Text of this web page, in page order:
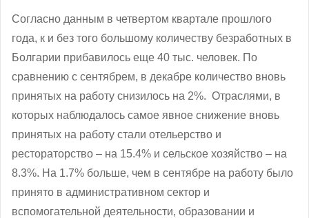
Согласно данным в четвертом квартале прошлого
года, к и без того большому количеству безработных в
Болгарии прибавилось еще 40 тыс. человек. По
сравнению с сентябрем, в декабре количество вновь
принятых на работу снизилось на 2%. Отраслями, в
которых наблюдалось самое явное снижение вновь
принятых на работу стали отельерство и
рестораторство – на 15.4% и сельское хозяйство – на
8.3%. На 1.7% больше, чем в сентябре на работу было
принято в административном сектор и
вспомогательной деятельности, образовании и